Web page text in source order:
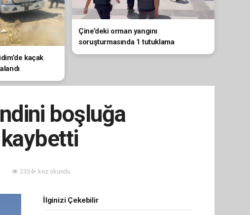
kaçak
Çine’deki orman yangını
soruşturmasında 1 tutuklama
boşluğa
kaybetti
2334+ kez okundu.
İlginizi Çekebilir